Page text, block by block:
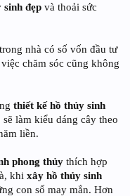
sinh đẹp và thoải sức
nhà có số vốn đầu tư
chăm sóc cũng không
thiết kế hồ thủy sinh
làm kiểu dáng cây theo
liền.
phong thủy thích hợp
khixây hồ thủy sinh
con số may mắn. Hơn